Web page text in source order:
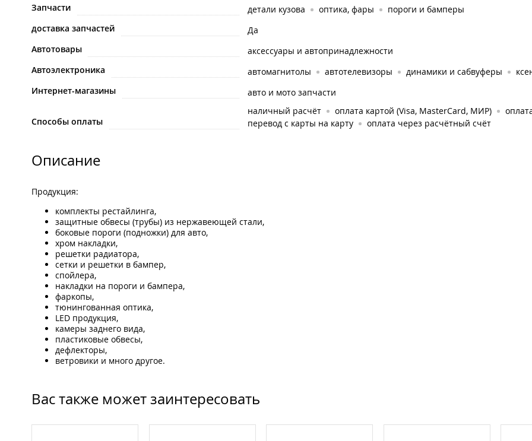
Запчасти
детали кузова оптика, фары
пороги и бамперы
доставка запчастей
Да
Автотовары
аксессуары и автопринадлежности
Автоэлектроника
автомагнитолы автотелевизоры динамики и сабвуферы
Интернет-магазины
авто и мото запчасти
Способы оплаты
наличный расчёт оплата картой (Visa, MasterCard, МИР)
перевод с карты на карту
оплата через расчётный счёт
Описание
Продукция:
комплекты рестайлинга,
защитные обвесы (трубы) из нержавеющей стали,
боковые пороги (подножки) для авто,
хром накладки,
решетки радиатора,
сетки и решетки в бампер,
спойлера,
накладки на пороги и бампера,
фаркопы,
тюнингованная оптика,
LED продукция,
камеры заднего вида,
пластиковые обвесы,
дефлекторы,
ветровики и много другое.
Вас также может заинтересовать